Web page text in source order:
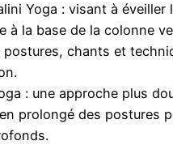
Yoga : visant à éveiller
à la base de la colonne
postures, chants et
: une approche plus
prolongé des postures